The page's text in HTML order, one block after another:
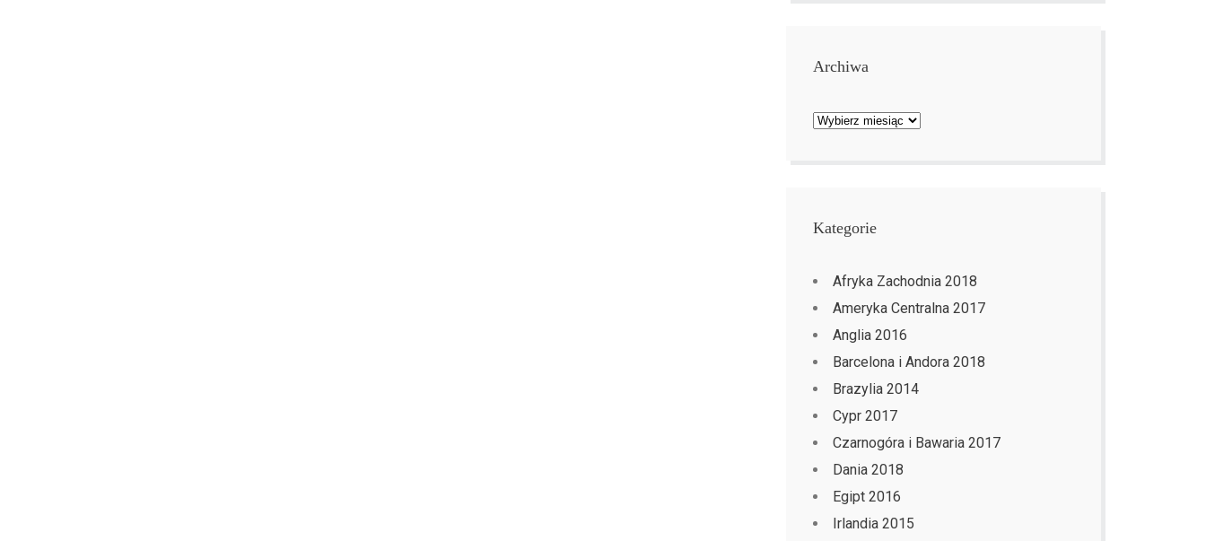
Archiwa
Archiwa
Kategorie
Afryka Zachodnia 2018
Ameryka Centralna 2017
Anglia 2016
Barcelona i Andora 2018
Brazylia 2014
Cypr 2017
Czarnogóra i Bawaria 2017
Dania 2018
Egipt 2016
Irlandia 2015